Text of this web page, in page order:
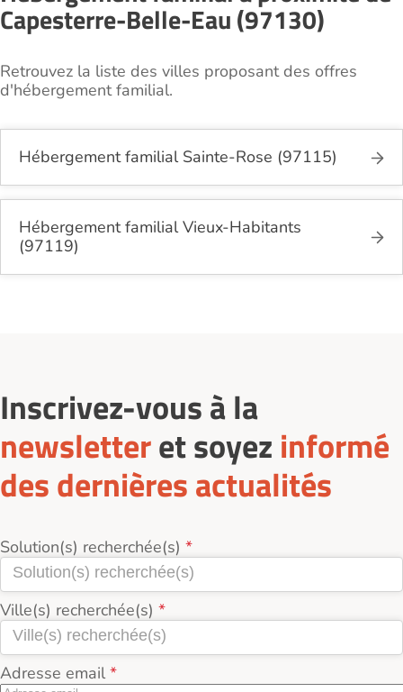
Capesterre-Belle-Eau (97130)
Retrouvez la liste des villes proposant des offres
d'hébergement familial.
Hébergement familial Sainte-Rose (97115)
Hébergement familial Vieux-Habitants
(97119)
Inscrivez-vous à la
newsletteret soyez informé
des dernières actualités
Solution(s) recherchée(s)
Ville(s) recherchée(s)
Adresse email